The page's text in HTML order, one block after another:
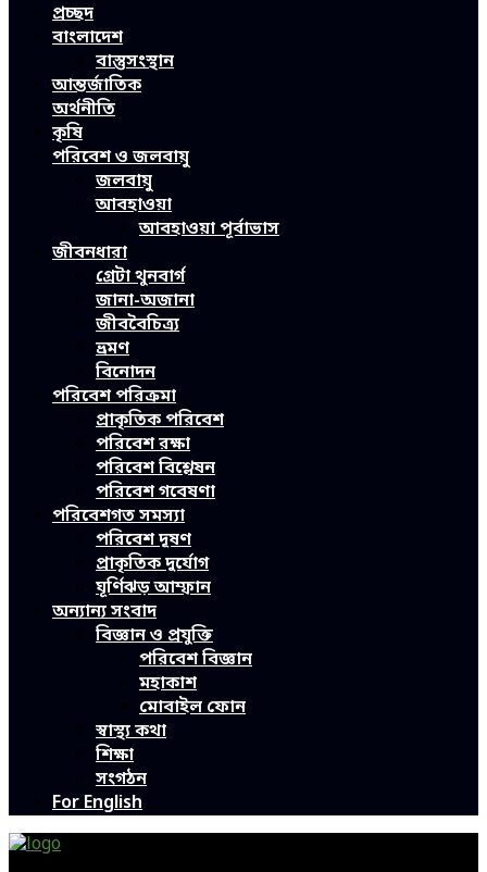
প্রচ্ছদ
বাংলাদেশ
বাস্তুসংস্থান
আন্তর্জাতিক
অর্থনীতি
কৃষি
পরিবেশ ও জলবায়ু
জলবায়ু
আবহাওয়া
আবহাওয়া পূর্বাভাস
জীবনধারা
গ্রেটা থুনবার্গ
জানা-অজানা
জীববৈচিত্র্য
ভ্রমণ
বিনোদন
পরিবেশ পরিক্রমা
প্রাকৃতিক পরিবেশ
পরিবেশ রক্ষা
পরিবেশ বিশ্লেষন
পরিবেশ গবেষণা
পরিবেশগত সমস্যা
পরিবেশ দূষণ
প্রাকৃতিক দুর্যোগ
ঘূর্ণিঝড় আম্ফান
অন্যান্য সংবাদ
বিজ্ঞান ও প্রযুক্তি
পরিবেশ বিজ্ঞান
মহাকাশ
মোবাইল ফোন
স্বাস্থ্য কথা
শিক্ষা
সংগঠন
For English